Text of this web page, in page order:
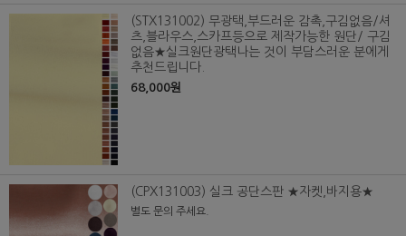
(STX131002) 무광택,부드러운 감촉,구김없음/셔
츠,블라우스,스카프등으로 제작가능한 원단/ 구김
없음★실크원단광택나는 것이 부담스러운 분에게
추천드립니다.
68,000원
(CPX131003) 실크 공단스판 ★자켓,바지용★
별도 문의 주세요.